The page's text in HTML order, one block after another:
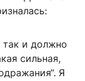
так и должно
сильная,
Я